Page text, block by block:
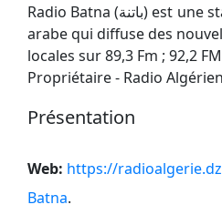
Radio Batna (باتنة) est une station de radio publique
arabe qui diffuse des
locales sur 89,3 Fm ; 92,2
Propriétaire - Radio
Présentation
Web: https://
Batna.